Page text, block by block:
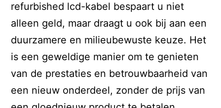
refurbished lcd-kabel bespaart u niet
alleen geld, maar draagt u ook bij aan een
duurzamere en milieubewuste keuze. Het
is een geweldige manier om te genieten
van de prestaties en betrouwbaarheid van
een nieuw onderdeel, zonder de prijs van